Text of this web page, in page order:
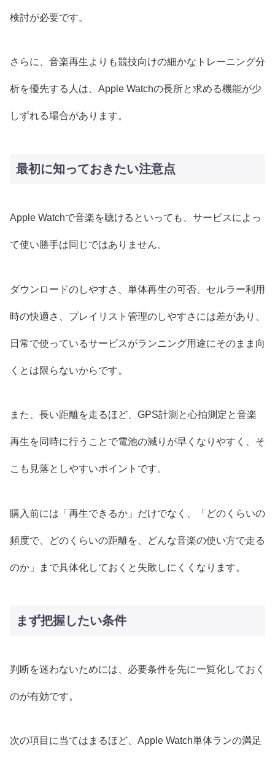
検討が必要です。
さらに、音楽再生よりも競技向けの細かなトレーニング分
析を優先する人は、Apple Watchの長所と求める機能が少
しずれる場合があります。
最初に知っておきたい注意点
Apple Watchで音楽を聴けるといっても、サービスによっ
て使い勝手は同じではありません。
ダウンロードのしやすさ、単体再生の可否、セルラー利用
時の快適さ、プレイリスト管理のしやすさには差があり、
日常で使っているサービスがランニング用途にそのまま向
くとは限らないからです。
また、長い距離を走るほど、GPS計測と心拍測定と音楽
再生を同時に行うことで電池の減りが早くなりやすく、そ
こも見落としやすいポイントです。
購入前には「再生できるか」だけでなく、「どのくらいの
頻度で、どのくらいの距離を、どんな音楽の使い方で走る
のか」まで具体化しておくと失敗しにくくなります。
まず把握したい条件
判断を迷わないためには、必要条件を先に一覧化しておく
のが有効です。
次の項目に当てはまるほど、Apple Watch単体ランの満足